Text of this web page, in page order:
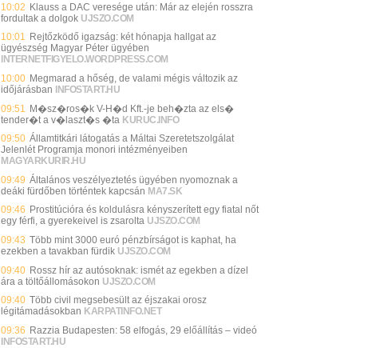
10:02 Klauss a DAC veresége után: Már az elején rosszra
fordultak a dolgok UJSZO.COM
10:01 Rejtőzködő igazság: két hónapja hallgat az
ügyészség Magyar Péter ügyében
INTERNETFIGYELO.WORDPRESS.COM
10:00 Megmarad a hőség, de valami mégis változik az
időjárásban
INFOSTART.HU
09:51
M�sz�ros�k V-H�d Kft.-je beh�zta az els�
tender�t a v�laszt�s �ta KURUC.INFO
09:50 Államtitkári látogatás a Máltai Szeretetszolgálat
Jelenlét Programja monori intézményeiben
MAGYARKURIR.HU
09:49 Általános veszélyeztetés ügyében nyomoznak a
deáki fürdőben történtek kapcsán MA7.SK
09:46 Prostitúcióra és koldulásra kényszerített egy fiatal nőt
egy férfi, a gyerekeivel is zsarolta UJSZO.COM
09:43 Több mint 3000 euró pénzbírságot is kaphat, ha
ezekben a tavakban fürdik UJSZO.COM
09:40 Rossz hír az autósoknak: ismét az egekben a dízel
ára a töltőállomásokon UJSZO.COM
09:40 Több civil megsebesült az éjszakai orosz
légitámadásokban KARPATINFO.NET
09:36 Razzia Budapesten: 58 elfogás, 29 előállítás – videó
INFOSTART.HU